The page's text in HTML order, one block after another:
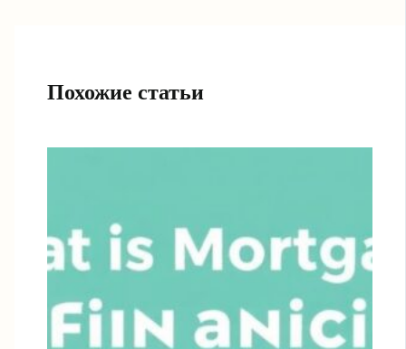
Похожие статьи